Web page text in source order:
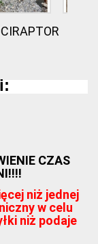
CZAS
niż jednej
w celu
niż podaje